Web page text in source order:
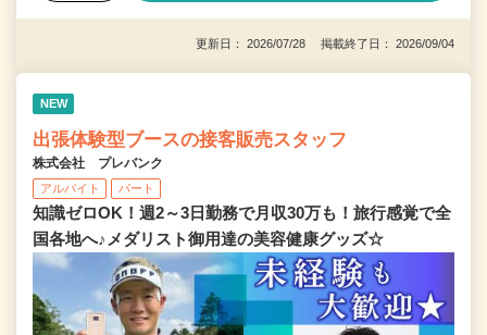
更新日： 2026/07/28 掲載終了日： 2026/09/04
NEW
出張体験型ブースの接客販売スタッフ
株式会社 プレバンク
アルバイト パート
知識ゼロOK！週2～3日勤務で月収30万も！旅行感覚で全
国各地へ♪メダリスト御用達の美容健康グッズ☆